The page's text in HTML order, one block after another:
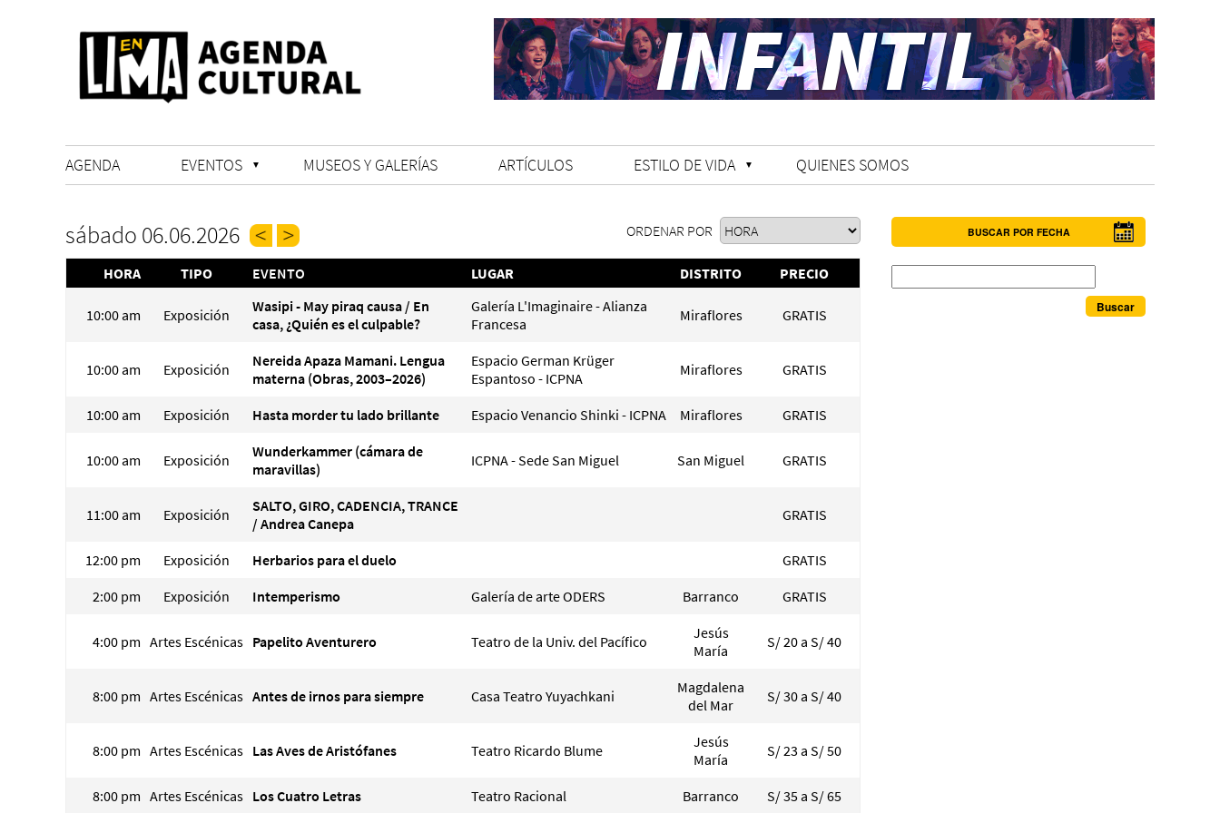
AGENDA EVENTOS MUSEOS Y GALERÍAS ARTÍCULOS ESTILO DE VIDA QUIENES SOMOS
sábado 06.06.2026 ORDENAR POR
HORA TIPO EVENTO LUGAR DISTRITO PRECIO
10:00 am Exposición
Wasipi - May piraq causa / En
casa, ¿Quién es el culpable?
Galería L'Imaginaire - Alianza
Francesa
Miraflores GRATIS
10:00 am Exposición
Nereida Apaza Mamani. Lengua
materna (Obras, 2003–2026)
Espacio German Krüger
Espantoso - ICPNA
Miraflores GRATIS
10:00 am Exposición Hasta morder tu lado brillante Espacio Venancio Shinki - ICPNA Miraflores GRATIS
10:00 am Exposición
Wunderkammer (cámara de
maravillas)
ICPNA - Sede San Miguel San Miguel GRATIS
11:00 am Exposición
SALTO, GIRO, CADENCIA, TRANCE
/ Andrea Canepa
GRATIS
12:00 pm Exposición Herbarios para el duelo
GRATIS
2:00 pm
Exposición Intemperismo Galería de arte ODERS Barranco GRATIS
4:00 pm Artes Escénicas Papelito Aventurero Teatro de la Univ. del Pacífico
Jesús
María
S/ 20 a S/ 40
8:00 pm Artes Escénicas Antes de irnos para siempre Casa Teatro Yuyachkani
Magdalena
del Mar
S/ 30 a S/ 40
8:00 pm Artes Escénicas Las Aves de Aristófanes Teatro Ricardo Blume
Jesús
María
S/ 23 a S/ 50
8:00 pm Artes Escénicas Los Cuatro Letras Teatro Racional Barranco S/ 35 a S/ 65
BUSCAR POR FECHA